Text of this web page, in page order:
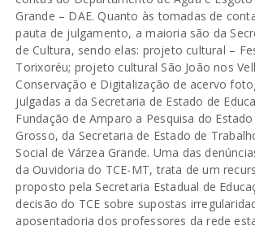
Grande – DAE. Quanto às tomadas de
pauta de julgamento, a maioria são da
de Cultura, sendo elas: projeto cultural –
Torixoréu; projeto cultural São João nos
Conservação e Digitalização de acervo
julgadas a da Secretaria de Estado de
Fundação de Amparo a Pesquisa do
Grosso, da Secretaria de Estado de
Social de Várzea Grande. Uma das
da Ouvidoria do TCE-MT, trata de um
proposto pela Secretaria Estadual de
decisão do TCE sobre supostas
aposentadoria dos professores da rede